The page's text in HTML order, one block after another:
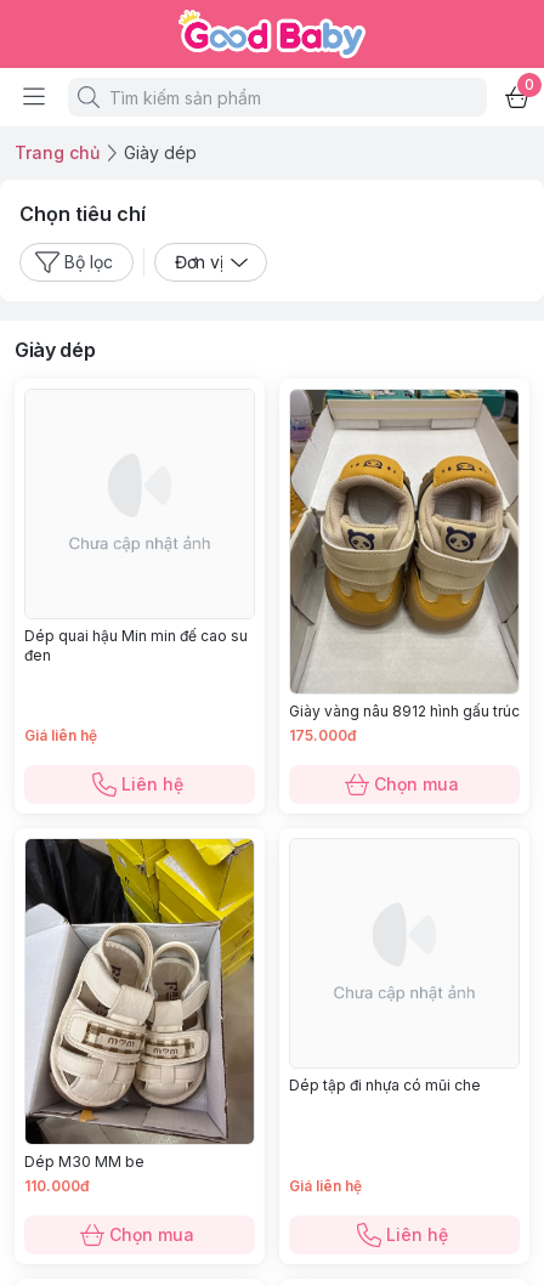
0
Trang chủ Giày dép
Chọn tiêu chí
Bộ lọc Đơn vị
Giày dép
Dép quai hậu Min min đế cao su
đen
Giá liên hệ
Liên hệ
Giày vàng nâu 8912 hình gấu trúc
175.000đ
Chọn mua
Dép M30 MM be
110.000đ
Chọn mua
Dép tập đi nhựa có mũi che
Giá liên hệ
Liên hệ